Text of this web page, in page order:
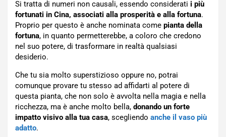
Si tratta di numeri non causali, essendo considerati i più
fortunati in Cina, associati alla prosperità e alla fortuna.
Proprio per questo è anche nominata come pianta della
fortuna, in quanto permetterebbe, a coloro che credono
nel suo potere, di trasformare in realtà qualsiasi
desiderio.
Che tu sia molto superstizioso oppure no, potrai
comunque provare tu stesso ad affidarti al potere di
questa pianta, che non solo è avvolta nella magia e nella
ricchezza, ma è anche molto bella, donando un forte
impatto visivo alla tua casa, scegliendo anche il vaso più
adatto.